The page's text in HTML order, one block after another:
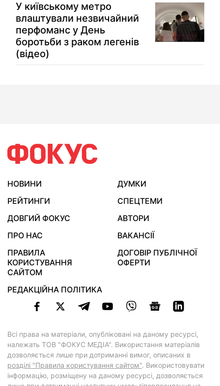
У київському метро
влаштували незвичайний
перфоманс у День
боротьби з раком легенів
(відео)
НОВИНИ
ДУМКИ
РЕЙТИНГИ
СПЕЦТЕМИ
ДОВГИЙ ФОКУС
АВТОРИ
ПРО НАС
ВАКАНСІЇ
ПРАВИЛА
КОРИСТУВАННЯ
САЙТОМ
ДОГОВІР ПУБЛІЧНОЇ
ОФЕРТИ
РЕДАКЦІЙНА ПОЛІТИКА
Всі права на матеріали, опубліковані на даному ресурсі,
належать ТОВ "ФОКУС МЕДІА". Використання матеріалів
дозволяється лише при дотриманні вимог, описаних в
розділі "Правила користування сайтом". Використовувати
інформацію, розміщену на даному ресурсі, дозволяється